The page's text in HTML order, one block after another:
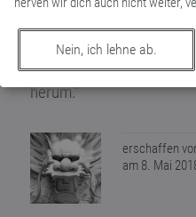
Nein, ich lehne ab.
scharwenzelte den
zwischen den
herum."
erschaffen
am 8. Mai